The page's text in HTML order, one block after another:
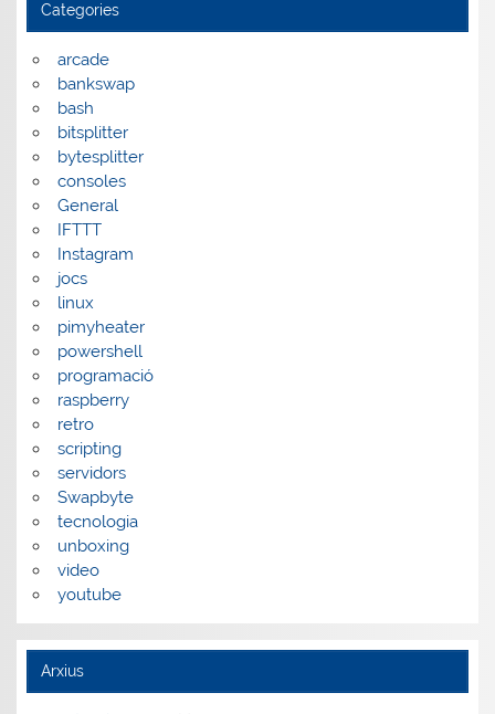
Categories
arcade
bankswap
bash
bitsplitter
bytesplitter
consoles
General
IFTTT
Instagram
jocs
linux
pimyheater
powershell
programació
raspberry
retro
scripting
servidors
Swapbyte
tecnologia
unboxing
video
youtube
Arxius